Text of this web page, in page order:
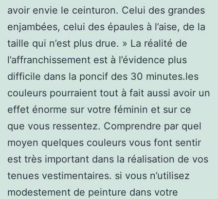
avoir envie le ceinturon. Celui des grandes
enjambées, celui des épaules à l’aise, de la
taille qui n’est plus drue. » La réalité de
l’affranchissement est à l’évidence plus
difficile dans la poncif des 30 minutes.les
couleurs pourraient tout à fait aussi avoir un
effet énorme sur votre féminin et sur ce
que vous ressentez. Comprendre par quel
moyen quelques couleurs vous font sentir
est très important dans la réalisation de vos
tenues vestimentaires. si vous n’utilisez
modestement de peinture dans votre